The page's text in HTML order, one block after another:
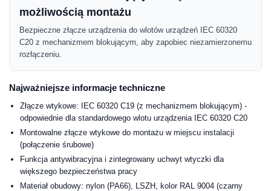
możliwością montażu
Bezpieczne złącze urządzenia do wlotów urządzeń IEC 60320
C20 z mechanizmem blokującym, aby zapobiec niezamierzonemu
rozłączeniu.
Najważniejsze informacje techniczne
Złącze wtykowe: IEC 60320 C19 (z mechanizmem blokującym) -
odpowiednie dla standardowego wlotu urządzenia IEC 60320 C20
Montowalne złącze wtykowe do montażu w miejscu instalacji
(połączenie śrubowe)
Funkcja antywibracyjna i zintegrowany uchwyt wtyczki dla
większego bezpieczeństwa pracy
Materiał obudowy: nylon (PA66), LSZH, kolor RAL 9004 (czarny